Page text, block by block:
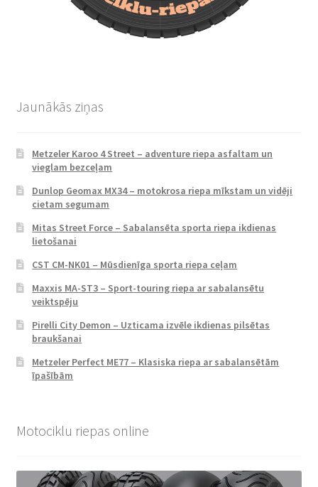
Jaunākās ziņas
Metzeler Karoo 4 Street – adventure riepa asfaltam un
vieglam bezceļam
Dunlop Geomax MX34 – motokrosa riepa mīkstam un vidēji
cietam segumam
Mitas Street Force – Sabalansēta sporta riepa ikdienas
lietošanai
CST CM-NK01 – Mūsdienīga sporta riepa ceļam
Maxxis MA-ST3 – Sport-touring riepa ar sabalansētu
veiktspēju
Pirelli City Demon – Uzticama izvēle ikdienas pilsētas
braukšanai
Metzeler Perfect ME77 – Klasiska riepa ar sabalansētām
īpašībām
Motociklu riepas online